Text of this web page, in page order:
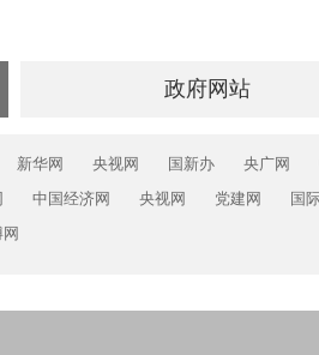
政府网站
新华网 央视网 国新办 央广网
中国经济网 央视网 党建网 国